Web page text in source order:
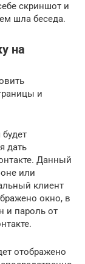
скриншот и
шла беседа.
на
и
дать
Данный
или
клиент
окно, в
и пароль от
отображено